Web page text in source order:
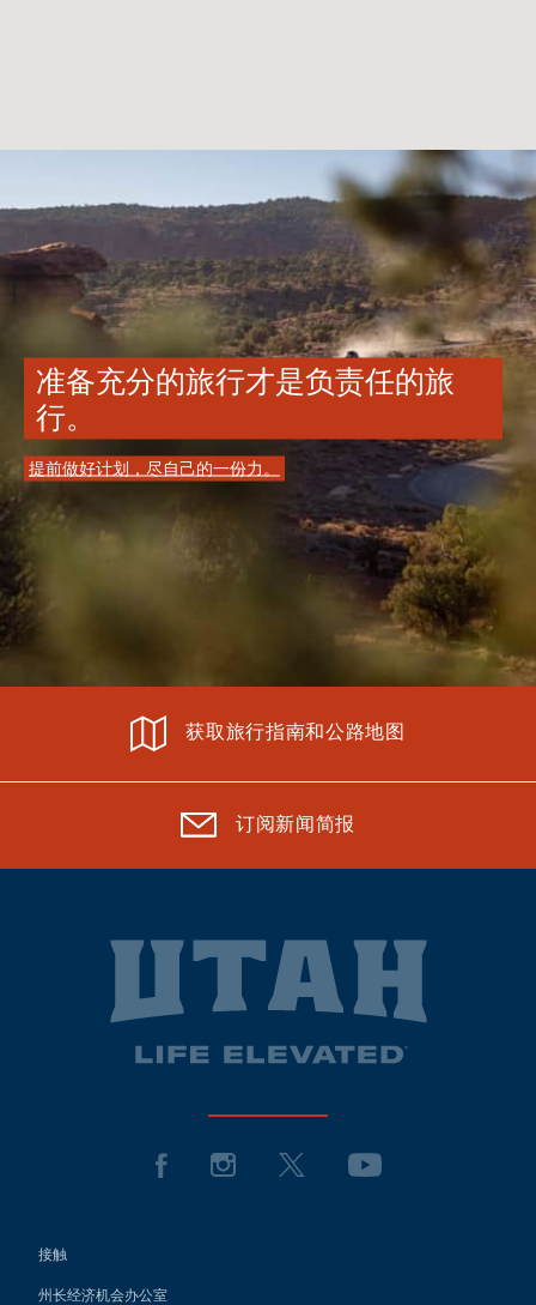
准备充分的旅行才是负责任的旅
行。
提前做好计划，尽自己的一份力。
获取旅行指南和公路地图
订阅新闻简报
接触
州长经济机会办公室